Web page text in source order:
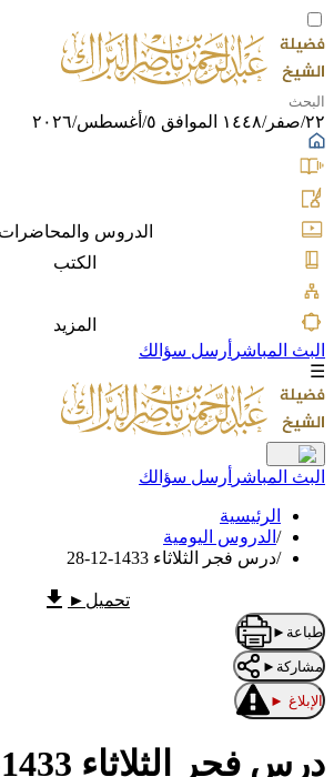
٢٢/صفر/١٤٤٨ الموافق ٥/أغسطس/٢٠٢٦
الدروس والمحاضرات
الكتب
المزيد
البث المباشر أرسل سؤالك
☰
البث المباشر أرسل سؤالك
الرئيسية
/ الدروس اليومية
/درس فجر الثلاثاء 1433-12-28
تحميل ►
طباعة ►
مشاركة ►
الإبلاغ ►
درس فجر الثلاثاء 1433-12-28